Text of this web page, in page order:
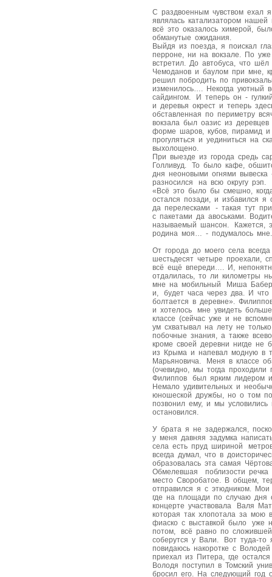
С раздвоенным чувством ехал
являлась катализатором
всё это оказалось химерой,
обманутые ожидания.
Выйдя из поезда, я поискал
перроне, ни на вокзале. По
встретил. До автобуса, что
Чемоданов и баулом при мне,
решил побродить по
изменилось…. Некогда уютный
сайдингом. И теперь он -
и деревья окрест и теперь
обставленная по периметру
вокзала был оазис из
форме шаров, кубов, пирамид
прогуляться и уединиться на
выхолощено.
При выезде из города средь
Голливуд. То было кафе,
дня неоновыми огнями
разносился на всю округу
«Всё это было бы смешно,
остался позади, и избавился
да перелесками - такая тут
с пакетами да авоськами.
называемый шансон. Кажется,
родина моя… - подумалось
От города до моего села
шестьдесят четыре проехали,
всё ещё впереди…. И,
отдалилась, то ли километры
мне на мобильный Миша
и, будет часа через два. И
болтается в деревне».
и хотелось мне увидеть
классе (сейчас уже и не
ум схватывал на лету не
побочные знания, а также
кроме своей деревни нигде не
из Крыма и напевал модную в
Марьяновича. Меня в классе
(очевидно, мы тогда
Филиппов был ярким лидером
Немало удивительных и
юношеской дружбы, но о том
позвонил ему, и мы условились
остановился.
У брата я не задержался,
у меня давняя задумка
села есть пруд шириной
всегда думал, что в
образовалась эта самая
Обмелевшая поблизости речка
место Своробатое. В общем,
отправился я с этюдником. Мои
где на площади по случаю дня
концерте участвовала Валя
которая так хлопотала за мою
фиаско с выставкой было уже
потом, всё равно по
соберутся у Вали. Вот туда-
повидаюсь накоротке с
приехал из Питера, где
Володя поступил в Томский
бросил его. На следующий год